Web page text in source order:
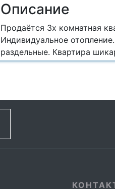
Описание
Продаётся 3х комнатная
Индивидуальное
раздельные. Квартира